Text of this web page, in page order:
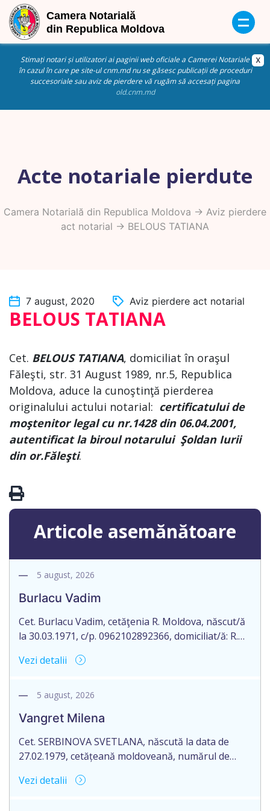
Stimați notari și utilizatori ai paginii web oficiale a Camerei Notariale
în cazul în care pe site-ul cnm.md nu se găsesc publicații de proceduri
succesoriale sau aviz de pierdere vă rugăm să accesați pagina
old.cnm.md
Acte notariale pierdute
Camera Notarială din Republica Moldova -> Aviz pierdere
act notarial -> BELOUS TATIANA
7 august, 2020 Aviz pierdere act notarial
BELOUS TATIANA
Cet. BELOUS TATIANA, domiciliat în oraşul
Făleşti, str. 31 August 1989, nr.5, Republica
Moldova, aduce la cunoştinţă pierderea
originalului actului notarial: certificatului de
moştenitor legal cu nr.1428 din 06.04.2001,
autentificat la biroul notarului Şoldan Iurii
din or.Făleşti.
Articole asemănătoare
5 august, 2026
Burlacu Vadim
Cet. Burlacu Vadim, cetăţenia R. Moldova, născut/ă
la 30.03.1971, c/p. 0962102892366, domiciliat/ă: R.
45, ap. 60, aduce la cunoștință pierderea
moștenitor testamentar nr. 3056 eliberat la
sediul or. Rezina, str. 27 August nr. 44, ap. […]
Vezi detalii
5 august, 2026
Vangret Milena
Cet. SERBINOVA SVETLANA, născută la data de
27.02.1979, cetățeană moldoveană, numărul de
Buletinului de Identitate B02143002 emis la data de
Vezi detalii